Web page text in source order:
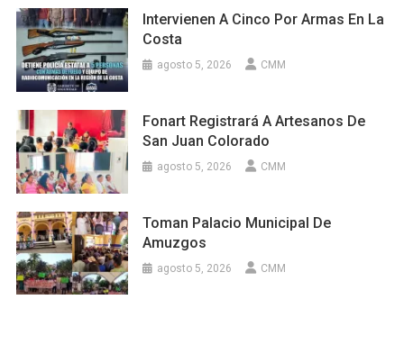
Intervienen A Cinco Por Armas En La
Costa
agosto 5, 2026 CMM
Fonart Registrará A Artesanos De
San Juan Colorado
agosto 5, 2026 CMM
Toman Palacio Municipal De
Amuzgos
agosto 5, 2026 CMM